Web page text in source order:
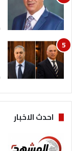
ي
ن
احدث الاخبار